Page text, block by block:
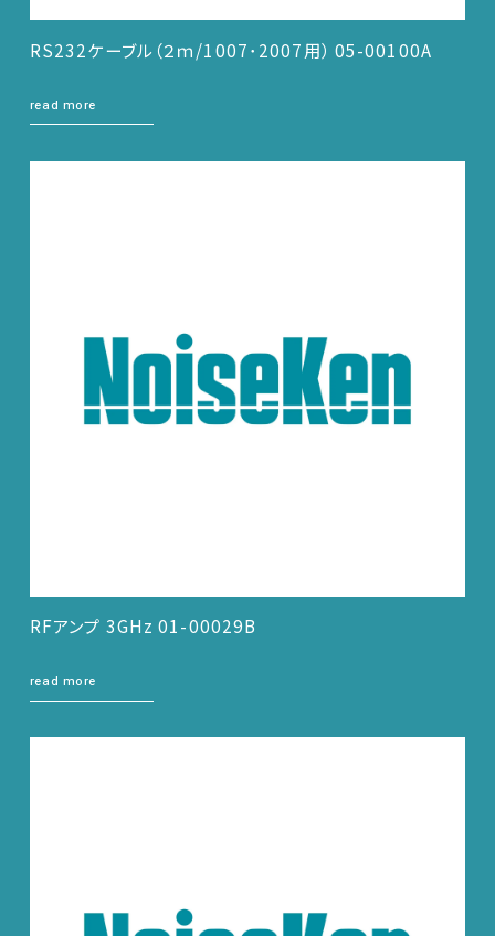
RS232ケーブル（２ｍ/1007･2007用） 05-00100A
read more
RFアンプ 3GHz 01-00029B
read more